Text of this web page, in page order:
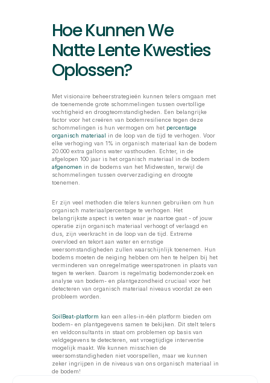
Hoe Kunnen We
Natte Lente Kwesties
Oplossen?
Met visionaire beheerstrategieën kunnen telers omgaan met
de toenemende grote schommelingen tussen overtollige
vochtigheid en droogteomstandigheden. Een belangrijke
factor voor het creëren van bodemresilience tegen deze
schommelingen is hun vermogen om het percentage
organisch materiaal in de loop van de tijd te verhogen. Voor
elke verhoging van 1% in organisch materiaal kan de bodem
20.000 extra gallons water vasthouden. Echter, in de
afgenomen in de bodems van het Midwesten, terwijl de
schommelingen tussen oververzadiging en droogte
toenemen.
Er zijn veel methoden die telers kunnen gebruiken om hun
organisch materiaalpercentage te verhogen. Het
belangrijkste aspect is weten waar je naartoe gaat - of jouw
operatie zijn organisch materiaal verhoogt of verlaagd en
dus, zijn veerkracht in de loop van de tijd. Extreme
overvloed en tekort aan water en ernstige
weersomstandigheden zullen waarschijnlijk toenemen. Hun
bodems moeten de neiging hebben om hen te helpen bij het
verminderen van onregelmatige weerspatronen in plaats van
tegen te werken. Daarom is regelmatig bodemonderzoek en
analyse van bodem- en plantgezondheid cruciaal voor het
detecteren van organisch materiaal niveaus voordat ze een
probleem worden.
SoilBeat-platform kan een alles-in-één platform bieden om
bodem- en plantgegevens samen te bekijken. Dit stelt telers
en veldconsultants in staat om problemen op basis van
veldgegevens te detecteren, wat vroegtijdige interventie
mogelijk maakt. We kunnen misschien de
weersomstandigheden niet voorspellen, maar we kunnen
zeker ingrijpen in de niveaus van ons organisch materiaal in
de bodem!